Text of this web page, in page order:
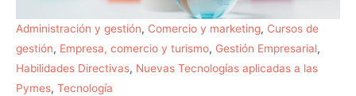
Administración y gestión, Comercio y marketing, Cursos de
gestión, Empresa, comercio y turismo, Gestión Empresarial,
Habilidades Directivas, Nuevas Tecnologías aplicadas a las
Pymes, Tecnología